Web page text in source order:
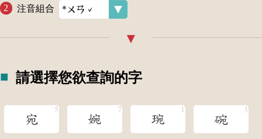
注音組合
請選擇您欲查詢的字
宛 婉 琬 碗